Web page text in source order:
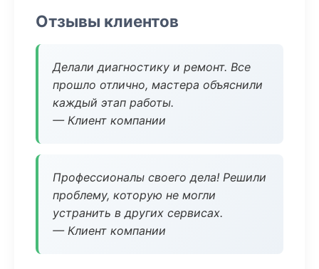
Отзывы клиентов
Делали диагностику и ремонт. Все
прошло отлично, мастера объяснили
каждый этап работы.
— Клиент компании
Профессионалы своего дела! Решили
проблему, которую не могли
устранить в других сервисах.
— Клиент компании